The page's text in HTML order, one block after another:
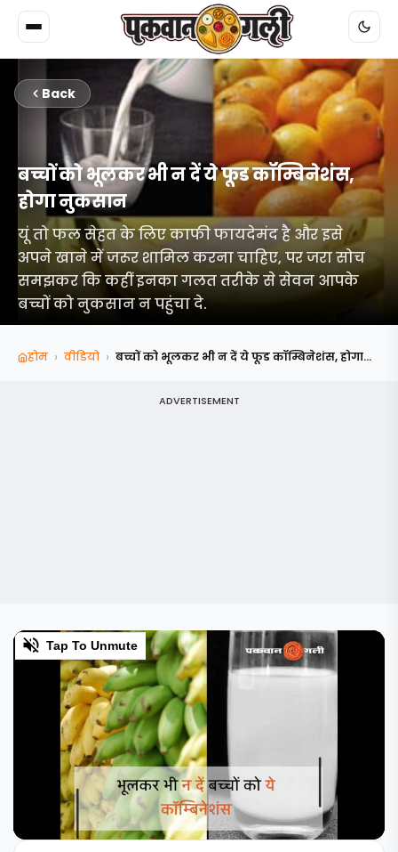
Back
बच्चों को भूलकर भी न दें ये फूड कॉम्बिनेशंस,
होगा नुकसान
यूं तो फल सेहत के लिए काफी फायदेमंद है और इसे
अपने खाने में जरूर शामिल करना चाहिए, पर जरा सोच
समझकर कि कहीं इनका गलत तरीके से सेवन आपके
बच्चों को नुकसान न पहुंचा दे.
होम › वीडियो › बच्चों को भूलकर भी न दें ये फूड कॉम्बिनेशंस, होगा...
ADVERTISEMENT
0
of
49
seconds
Tap To Unmute